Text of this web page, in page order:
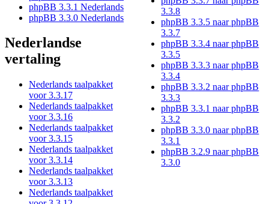
phpBB 3.3.1 Nederlands
phpBB 3.3.0 Nederlands
Nederlandse
vertaling
Nederlands taalpakket
voor 3.3.17
Nederlands taalpakket
voor 3.3.16
Nederlands taalpakket
voor 3.3.15
Nederlands taalpakket
voor 3.3.14
Nederlands taalpakket
voor 3.3.13
Nederlands taalpakket
3.3.8
phpBB 3.3.5 naar phpBB
3.3.7
phpBB 3.3.4 naar phpBB
3.3.5
phpBB 3.3.3 naar phpBB
3.3.4
phpBB 3.3.2 naar phpBB
3.3.3
phpBB 3.3.1 naar phpBB
3.3.2
phpBB 3.3.0 naar phpBB
3.3.1
phpBB 3.2.9 naar phpBB
3.3.0